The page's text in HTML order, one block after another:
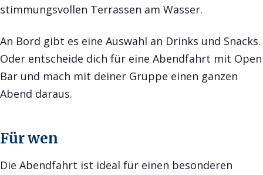
stimmungsvollen Terrassen am Wasser.
An Bord gibt es eine Auswahl an Drinks und Snacks.
Oder entscheide dich für eine Abendfahrt mit Open
Bar und mach mit deiner Gruppe einen ganzen
Abend daraus.
Für wen
Die Abendfahrt ist ideal für einen besonderen